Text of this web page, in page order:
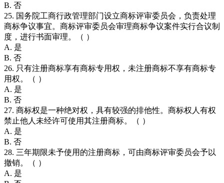
B. 否
25. 国务院工商行政管理部门设立商标评审委员会，负责处理
商标争议事宜。商标评审委员会审理商标争议案件实行合议制
度，进行书面审理。（ ）
A. 是
B. 否
26. 只有注册商标享有商标专用权，未注册商标不享有商标专
用权。（ ）
A. 是
B. 否
27. 商标权是一种绝对权，具有较强的排他性。商标权人有权
禁止他人未经许可使用其注册商标。（ ）
A. 是
B. 否
28. 三年期限未予使用的注册商标，可由商标评审委员会予以
撤销。（ ）
A. 是